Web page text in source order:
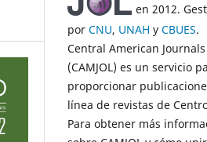
en 2012.
por CNU, UNAH y CBUES.
Central American
(CAMJOL) es un servicio
proporcionar
línea de revistas de
Para obtener más